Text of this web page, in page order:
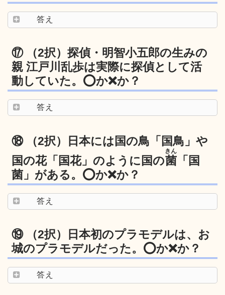
答え
⑰ （2択）探偵・明智小五郎の生みの
親 江戸川乱歩は実際に探偵として活
動していた。⭕️か❌か？
答え
⑱ （2択）日本には国の鳥「国鳥」や
国の花「国花」のように国の菌
きん
「国
菌」がある。⭕️か❌か？
答え
⑲ （2択）日本初のプラモデルは、お
城のプラモデルだった。⭕️か❌か？
答え